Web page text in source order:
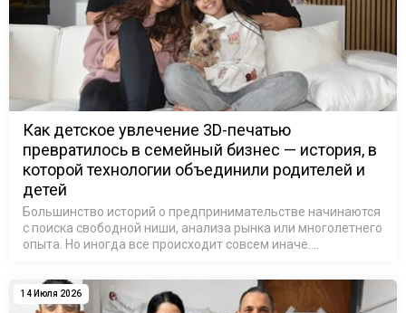
Как детское увлечение 3D-печатью
превратилось в семейный бизнес — история, в
которой технологии объединили родителей и
детей
Большинство историй о предпринимательстве начинаются
с поиска свободной ниши, анализа рынка или многолетнего
опыта. Но иногда все происходит совсем иначе.
домой после школы, чтобы …
14 Июля 2026